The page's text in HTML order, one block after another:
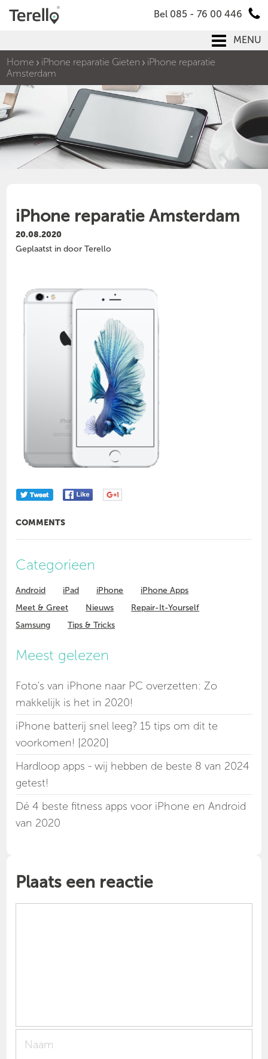
Bel 085 - 76 00 446
MENU
Home
iPhone reparatie Gieten
iPhone reparatie
Amsterdam
iPhone reparatie Amsterdam
20.08.2020
Geplaatst in door Terello
COMMENTS
Categorieen
Android iPad iPhone
iPhone Apps
Meet & Greet
Nieuws
Repair-It-Yourself
Samsung
Tips & Tricks
Meest gelezen
Foto's van iPhone naar PC overzetten: Zo
makkelijk is het in 2020!
iPhone batterij snel leeg? 15 tips om dit te
voorkomen! [2020]
Hardloop apps - wij hebben de beste 8 van 2024
getest!
Dé 4 beste fitness apps voor iPhone en Android
van 2020
Plaats een reactie